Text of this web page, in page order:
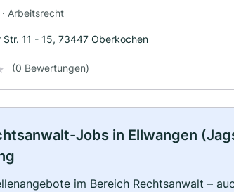
Arbeitsrecht
Str. 11 - 15, 73447 Oberkochen
(0 Bewertungen)
Jobs in Ellwangen
im Bereich Rechtsanwalt –